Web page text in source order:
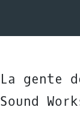
La gente
Sound